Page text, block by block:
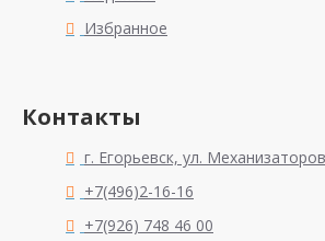
Избранное
Контакты
г. Егорьевск, ул.
+7(496)2-16-16
+7(926) 748 46 00